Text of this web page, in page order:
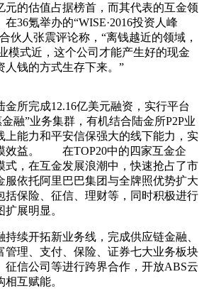
的估值占据榜首，而其代表的互金领
36氪举办的“WISE·2016投资人峰
伙人张震评论称，“离钱越近的领域，
模式近，这个公司才能产生好的现金
人钱的方式生存下来。”
所完成12.16亿美元融资，实行平台
融”业务集群，有机结合陆金所P2P业
上能力和平安信保强大的线下能力，实
效益。 在TOP20中的四家互金企
式，在互金发展浪潮中，快速抢占了市
服依托阿里巴巴集团与全牌照优势扩大
括保险、征信、理财等，同时积极进行
展明显。
续开拓新业务线，完成供应链金融、
管理、支付、保险、证券七大业务板块
征信公司等进行跨界合作，开放ABS云
互赋能。